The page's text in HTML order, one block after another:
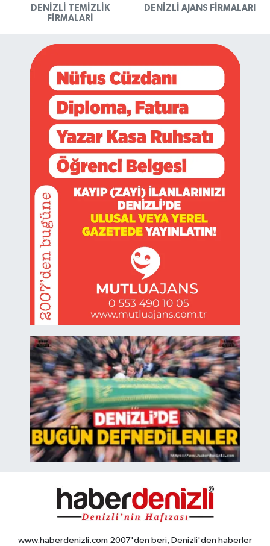
DENIZLI TEMIZLIK
FIRMALARI
DENIZLI AJANS FIRMALARI
www.haberdenizli.com 2007'den beri, Denizli'den haberler